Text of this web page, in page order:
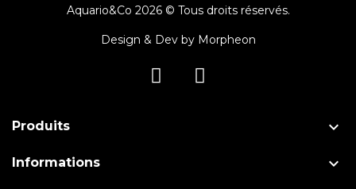
Aquario&Co 2026 © Tous droits réservés.
Design & Dev by Morpheon
Produits 
Informations 